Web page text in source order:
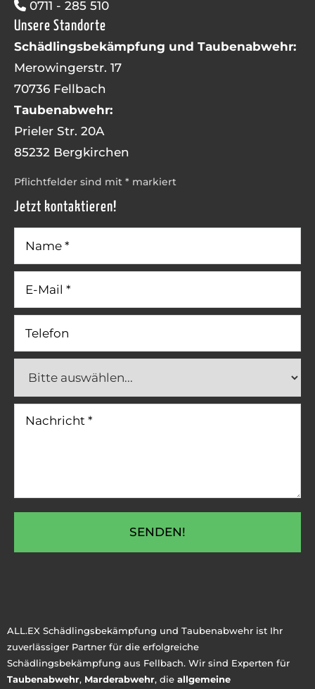
0711 - 285 510
Unsere Standorte
Schädlingsbekämpfung und Taubenabwehr:
Merowingerstr. 17
70736 Fellbach
Taubenabwehr:
Prieler Str. 20A
85232 Bergkirchen
Pflichtfelder sind mit * markiert
Jetzt kontaktieren!
SENDEN!
ALL.EX Schädlingsbekämpfung und Taubenabwehr ist Ihr
zuverlässiger Partner für die erfolgreiche
Schädlingsbekämpfung aus Fellbach. Wir sind Experten für
Taubenabwehr, Marderabwehr, die allgemeine